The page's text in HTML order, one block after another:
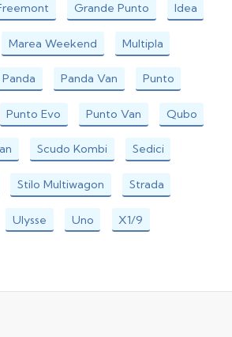
Grande Punto Idea
Marea Weekend Multipla
Panda Panda Van Punto
Punto Evo Punto Van Qubo
Scudo Kombi Sedici
Stilo Multiwagon Strada
Ulysse Uno X1/9